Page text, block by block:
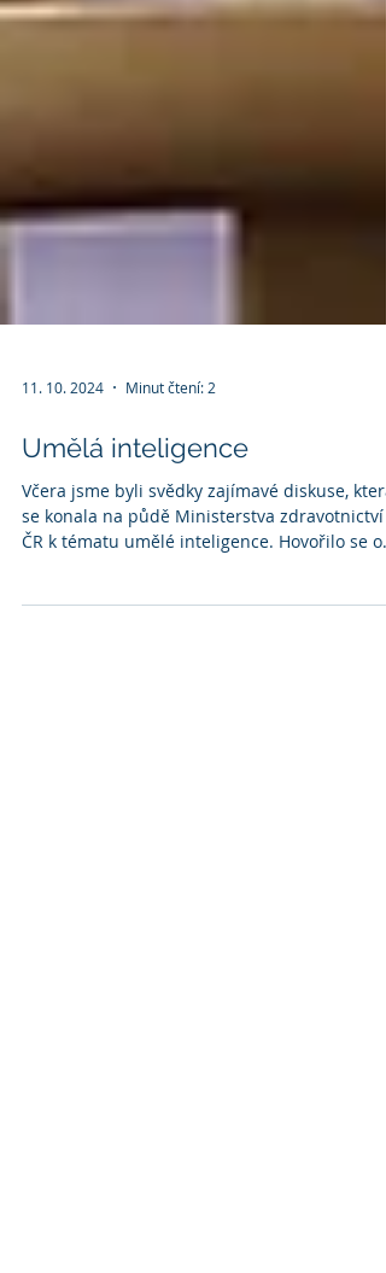
11. 10. 2024 Minut čtení: 2
Umělá inteligence
Včera jsme byli svědky zajímavé diskuse, která
ČR k tématu umělé inteligence. Hovořilo se o...